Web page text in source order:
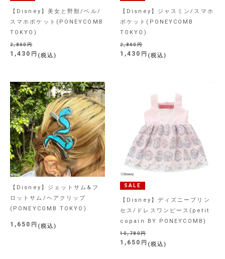
【Disney】美女と野獣/ベル/
スマホポケット(PONEYCOMB
TOKYO)
2,860
1,430 税込
【Disney】ジャスミン/スマホ
ポケット(PONEYCOMB
TOKYO)
2,860
1,430 税込
【Disney】ジェットサム&フ
ロットサム/ヘアクリップ
(PONEYCOMB TOKYO)
1,650 税込
SALE
【Disney】ディズニープリン
セス/ドレスワンピース(petit
copain BY PONEYCOMB)
10,780
1,650 税込